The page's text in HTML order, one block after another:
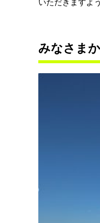
いただきますよ
みなさま